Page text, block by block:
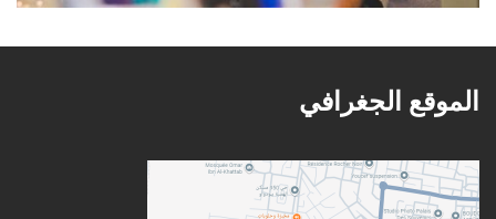
الموقع الجغرافي